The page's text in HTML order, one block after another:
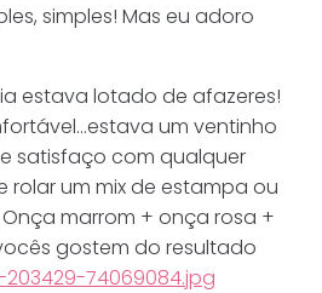
simples! Mas eu adoro
estava lotado de afazeres!
um ventinho
satisfaço com qualquer
rolar um mix de estampa ou
marrom + onça rosa +
gostem do resultado